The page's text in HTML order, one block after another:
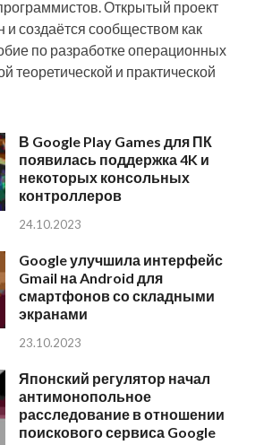
Открытый проект
создаётся сообществом как
по разработке операционных
теоретической и практической
В Google Play Games для ПК
появилась поддержка 4K и
некоторых консольных
контроллеров
24.10.2023
Google улучшила интерфейс
Gmail на Android для
смартфонов со складными
экранами
23.10.2023
Японский регулятор начал
антимонопольное
расследование в отношении
поискового сервиса Google